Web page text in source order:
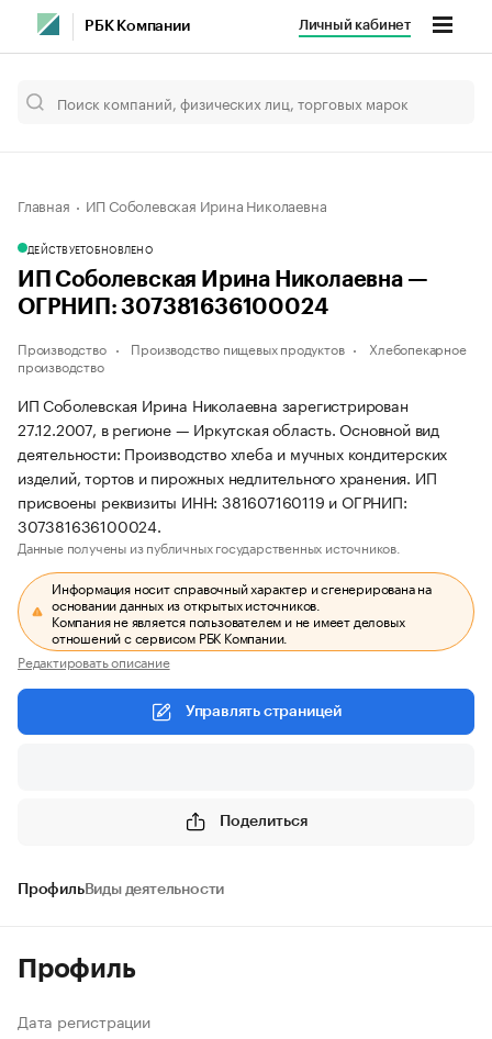
РБК Компании Личный кабинет
Главная ИП Соболевская Ирина Николаевна
ДЕЙСТВУЕТОБНОВЛЕНО
ИП Соболевская Ирина Николаевна —
ОГРНИП: 307381636100024
Производство Производство пищевых продуктов
Хлебопекарное
производство
ИП Соболевская Ирина Николаевна зарегистрирован
27.12.2007, в регионе — Иркутская область. Основной вид
деятельности: Производство хлеба и мучных кондитерских
изделий, тортов и пирожных недлительного хранения. ИП
присвоены реквизиты ИНН: 381607160119 и ОГРНИП:
307381636100024.
Данные получены из публичных государственных источников.
Информация носит справочный характер и сгенерирована на
основании данных из открытых источников.
Компания не является пользователем и не имеет деловых
отношений с сервисом РБК Компании.
Редактировать описание
Управлять страницей
Поделиться
ПрофильВиды деятельности
Профиль
Дата регистрации